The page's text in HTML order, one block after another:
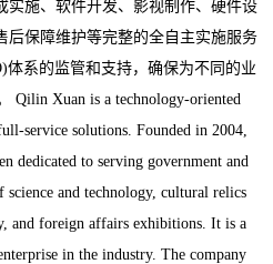
实施、软件开发、影视制作、硬件设
后保障维护等完整的全自主实施服务
体系的监管和支持，确保为不同的业
Qilin Xuan is a technology-oriented
service solutions. Founded in 2004,
dedicated to serving government and
and technology, cultural relics
and foreign affairs exhibitions. It is a
in the industry. The company